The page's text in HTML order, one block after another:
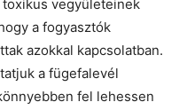
vegyületeinek
a fogyasztók
azokkal kapcsolatban.
a fügefalevél
fel lehessen